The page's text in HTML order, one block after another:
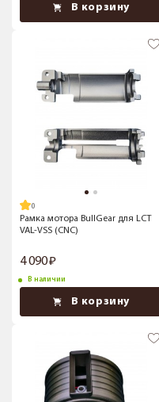
В корзину
Рамка мотора BullGear для LCT
VAL-VSS (CNC)
4 090
В наличии
В корзину